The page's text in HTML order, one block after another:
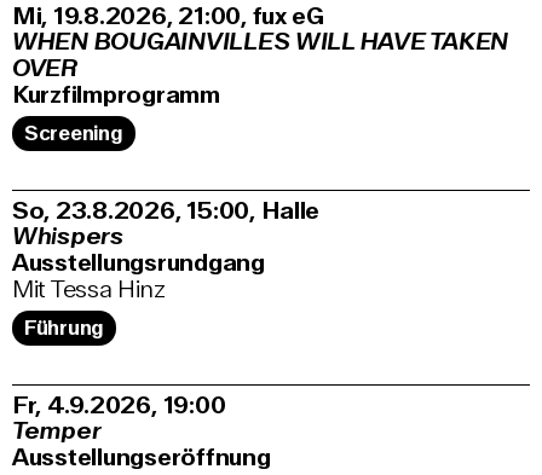
Mi, 19.8.2026 21:00, fux eG
WHEN BOUGAINVILLES WILL HAVE TAKEN
OVER
Kurzfilmprogramm
Screening
So, 23.8.2026 15:00, Halle
Whispers
Ausstellungsrundgang
Mit Tessa Hinz
Führung
Fr, 4.9.2026 19:00
Temper
Ausstellungseröffnung